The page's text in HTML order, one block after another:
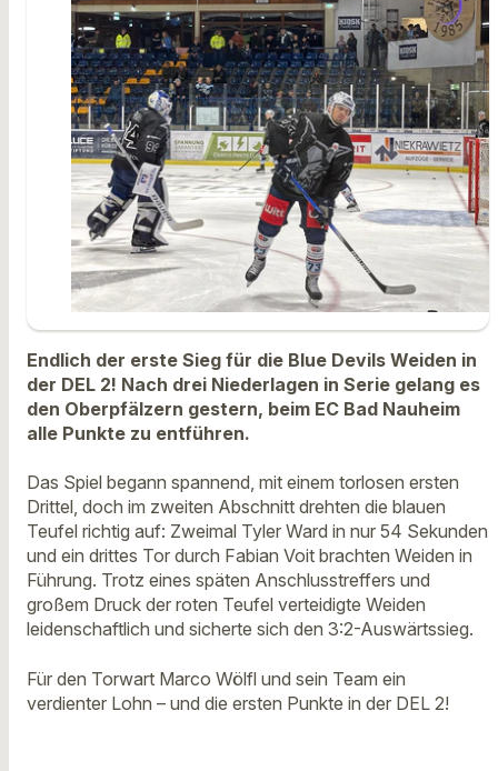
Endlich der erste Sieg für die Blue Devils Weiden in
der DEL 2! Nach drei Niederlagen in Serie gelang es
den Oberpfälzern gestern, beim EC Bad Nauheim
alle Punkte zu entführen.
Das Spiel begann spannend, mit einem torlosen ersten
Drittel, doch im zweiten Abschnitt drehten die blauen
Teufel richtig auf: Zweimal Tyler Ward in nur 54 Sekunden
und ein drittes Tor durch Fabian Voit brachten Weiden in
Führung. Trotz eines späten Anschlusstreffers und
großem Druck der roten Teufel verteidigte Weiden
leidenschaftlich und sicherte sich den 3:2-Auswärtssieg.
Für den Torwart Marco Wölfl und sein Team ein
verdienter Lohn – und die ersten Punkte in der DEL 2!